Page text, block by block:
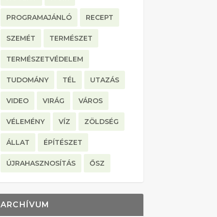
PROGRAMAJÁNLÓ RECEPT
SZEMÉT TERMÉSZET
TERMÉSZETVÉDELEM
TUDOMÁNY TÉL UTAZÁS
VIDEO VIRÁG VÁROS
VÉLEMÉNY VÍZ ZÖLDSÉG
ÁLLAT ÉPÍTÉSZET
ÚJRAHASZNOSÍTÁS ŐSZ
ARCHÍVUM